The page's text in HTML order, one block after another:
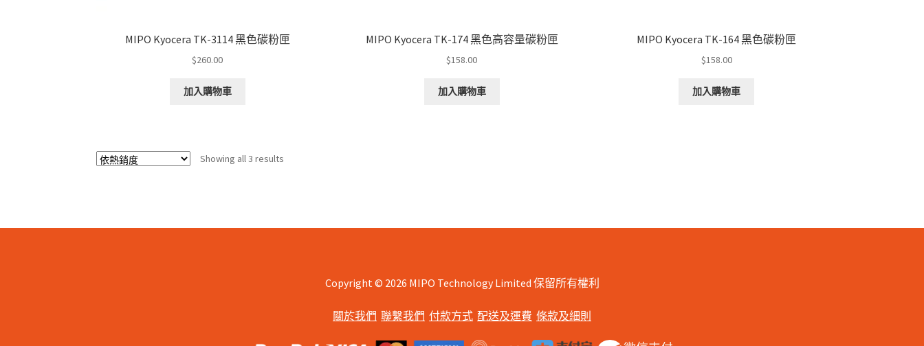
MIPO Kyocera TK-3114 黑色碳粉匣
$260.00
加入購物車
MIPO Kyocera TK-174 黑色高容量碳粉匣
$158.00
加入購物車
MIPO Kyocera TK-164 黑色碳粉匣
$158.00
加入購物車
Showing all 3 results
Copyright © 2026 MIPO Technology Limited 保留所有權利
關於我們 聯繫我們 付款方式 配送及運費 條款及細則